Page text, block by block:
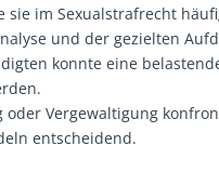
sie im Sexualstrafrecht
und der gezielten
konnte eine
Vergewaltigung
entscheidend.